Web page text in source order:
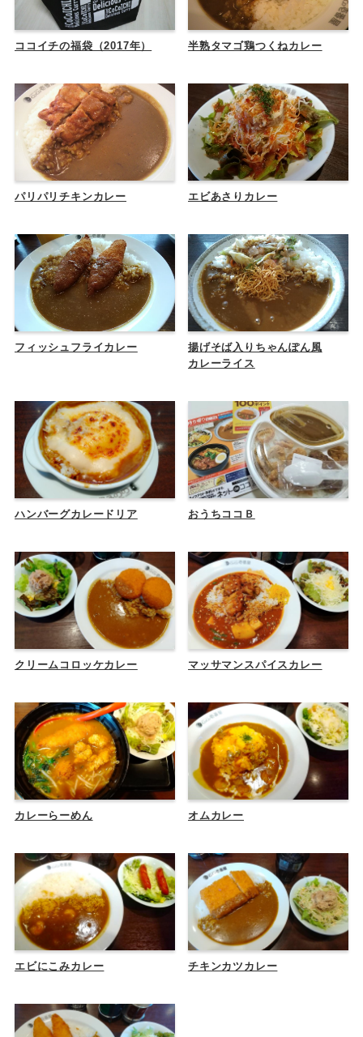
ココイチの福袋（2017年） 半熟タマゴ鶏つくねカレー
パリパリチキンカレー エビあさりカレー
フィッシュフライカレー
揚げそば入りちゃんぽん風
カレーライス
ハンバーグカレードリア おうちココＢ
クリームコロッケカレー マッサマンスパイスカレー
カレーらーめん オムカレー
エビにこみカレー チキンカツカレー